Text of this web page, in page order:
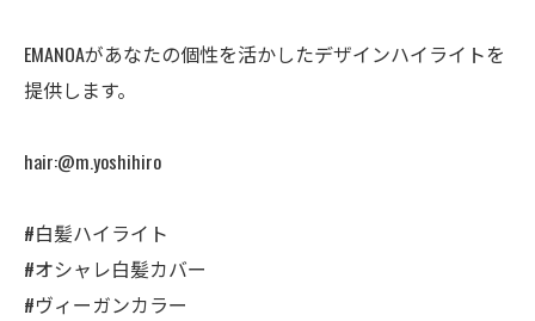
EMANOAがあなたの個性を活かしたデザインハイライトを
提供します。
hair:@m.yoshihiro
#白髪ハイライト
#オシャレ白髪カバー
#ヴィーガンカラー